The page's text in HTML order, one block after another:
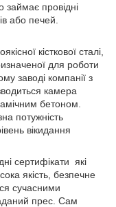
займає провідні
або печей.
кісткової сталі,
для роботи
заводі компанії з
камера
бетоном.
потужність
вікидання
сертифікати які
якість, безпечне
сучасними
прес. Сам